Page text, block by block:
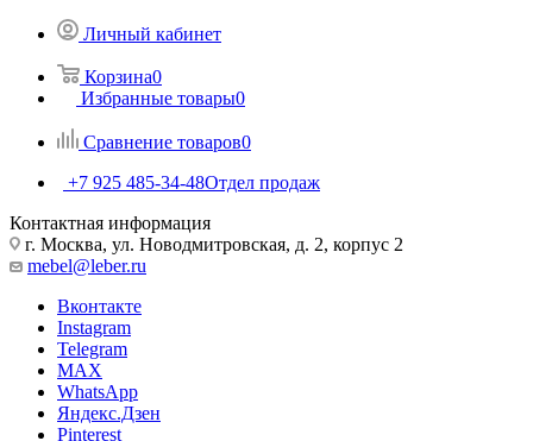
Личный кабинет
Корзина0
Избранные товары0
Сравнение товаров0
+7 925 485-34-48Отдел продаж
Контактная информация
г. Москва, ул. Новодмитровская, д. 2, корпус 2
mebel@leber.ru
Вконтакте
Instagram
Telegram
MAX
WhatsApp
Яндекс.Дзен
Pinterest